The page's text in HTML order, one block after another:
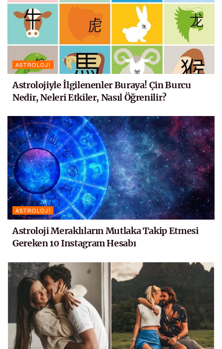
ASTROLOJI
Astrolojiyle İlgilenenler Buraya! Çin Burcu
Nedir, Neleri Etkiler, Nasıl Öğrenilir?
ASTROLOJI
Astroloji Meraklıların Mutlaka Takip Etmesi
Gereken 10 Instagram Hesabı